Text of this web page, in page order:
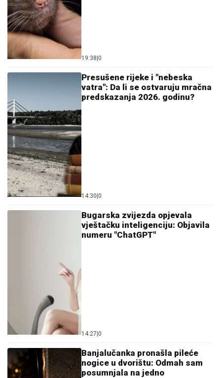
19:38|0
Presušene rijeke i "nebeska
vatra": Da li se ostvaruju mračna
predskazanja 2026. godinu?
14:30|0
Bugarska zvijezda opjevala
vještačku inteligenciju: Objavila
numeru "ChatGPT"
14:27|0
Banjalučanka pronašla pileće
nogice u dvorištu: Odmah sam
posumnjala na jedno